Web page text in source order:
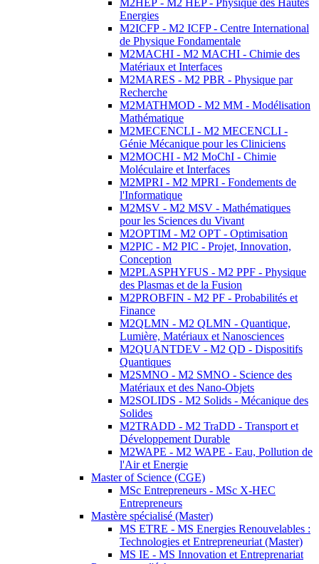
M2HEP - M2 HEP - Physique des Hautes
Energies
M2ICFP - M2 ICFP - Centre International
de Physique Fondamentale
M2MACHI - M2 MACHI - Chimie des
Matériaux et Interfaces
M2MARES - M2 PBR - Physique par
Recherche
M2MATHMOD - M2 MM - Modélisation
Mathématique
M2MECENCLI - M2 MECENCLI -
Génie Mécanique pour les Cliniciens
M2MOCHI - M2 MoChI - Chimie
Moléculaire et Interfaces
M2MPRI - M2 MPRI - Fondements de
l'Informatique
M2MSV - M2 MSV - Mathématiques
pour les Sciences du Vivant
M2OPTIM - M2 OPT - Optimisation
M2PIC - M2 PIC - Projet, Innovation,
Conception
M2PLASPHYFUS - M2 PPF - Physique
des Plasmas et de la Fusion
M2PROBFIN - M2 PF - Probabilités et
Finance
M2QLMN - M2 QLMN - Quantique,
Lumière, Matériaux et Nanosciences
M2QUANTDEV - M2 QD - Dispositifs
Quantiques
M2SMNO - M2 SMNO - Science des
Matériaux et des Nano-Objets
M2SOLIDS - M2 Solids - Mécanique des
Solides
M2TRADD - M2 TraDD - Transport et
Développement Durable
M2WAPE - M2 WAPE - Eau, Pollution de
l'Air et Energie
Master of Science (CGE)
MSc Entrepreneurs - MSc X-HEC
Entrepreneurs
Mastère spécialisé (Master)
MS ETRE - MS Energies Renouvelables :
Technologies et Entrepreneuriat (Master)
MS IE - MS Innovation et Entreprenariat